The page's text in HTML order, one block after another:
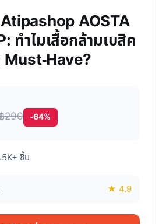
Atipashop AOSTA
ทำไมเสื้อกล้ามเบสิค
Must-Have?
290 -64%
ชิ้น
★ 4.9